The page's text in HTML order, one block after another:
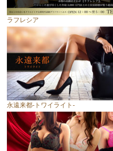
ラフレシア
永遠来都-トワイライト-